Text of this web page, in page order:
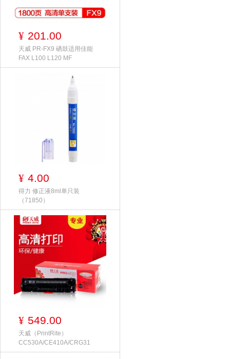
¥ 201.00
天威 PR-FX9 硒鼓适用佳能
FAX L100 L120 MF
¥ 4.00
得力 修正液8ml单只装
（71850）
¥ 549.00
天威（PrintRite）
CC530A/CE410A/CRG31